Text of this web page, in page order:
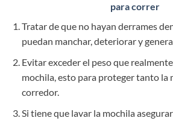
para correr
Tratar de que no hayan derrames
puedan manchar, deteriorar y
Evitar exceder el peso que
mochila, esto para proteger tanto la
corredor.
Si tiene que lavar la mochila